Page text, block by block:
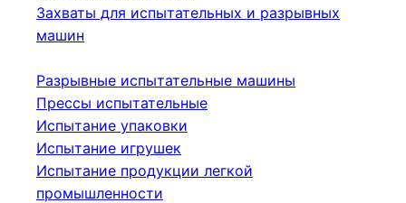
Захваты для испытательных и разрывных
машин
Разрывные испытательные машины
Прессы испытательные
Испытание упаковки
Испытание игрушек
Испытание продукции легкой
промышленности